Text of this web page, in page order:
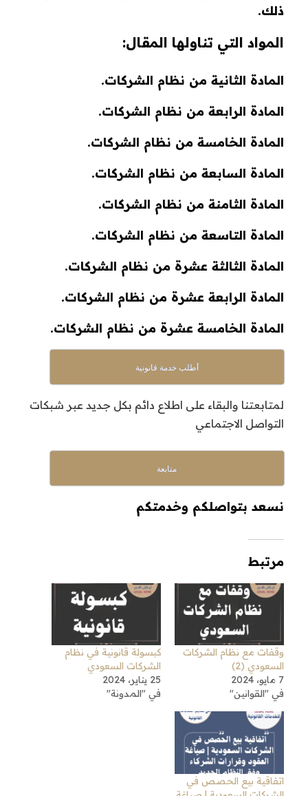
ذلك.
المواد التي تناولها المقال:
المادة الثانية من نظام الشركات.
المادة الرابعة من نظام الشركات.
المادة الخامسة من نظام الشركات.
المادة السابعة من نظام الشركات.
المادة الثامنة من نظام الشركات.
المادة التاسعة من نظام الشركات.
المادة الثالثة عشرة من نظام الشركات.
المادة الرابعة عشرة من نظام الشركات.
المادة الخامسة عشرة من نظام الشركات.
أطلب خدمة قانونية
لمتابعتنا والبقاء على اطلاع دائم بكل جديد عبر شبكات
التواصل الاجتماعي
متابعة
نسعد بتواصلكم وخدمتكم
مرتبط
وقفات مع نظام الشركات
السعودي (2)
7 مايو، 2024
في "القوانين"
كبسولة قانونية في نظام
الشركات السعودي
25 يناير، 2024
في "المدونة"
اتفاقية بيع الحصص في